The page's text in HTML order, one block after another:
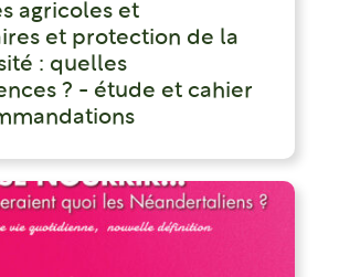
agricoles et
et protection de la
: quelles
? - étude et cahier